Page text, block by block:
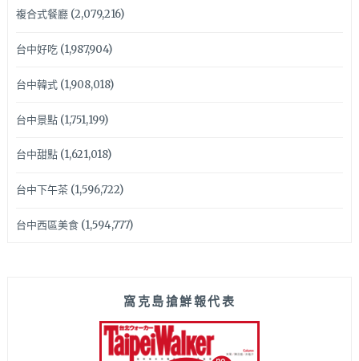
複合式餐廳(2,079,216)
台中好吃(1,987,904)
台中韓式(1,908,018)
台中景點(1,751,199)
台中甜點(1,621,018)
台中下午茶(1,596,722)
台中西區美食(1,594,777)
窩克島搶鮮報代表